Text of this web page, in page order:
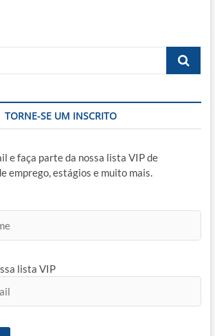
Busca
TORNE-SE UM INSCRITO
e faça parte da nossa lista VIP de
emprego, estágios e muito mais.
lista VIP